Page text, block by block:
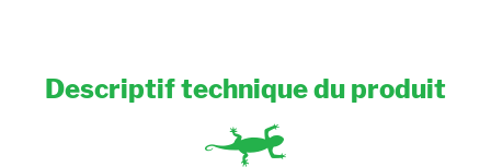
Descriptif technique du produit